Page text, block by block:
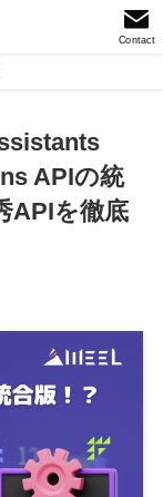
Contact
APIの統
APIを徹底